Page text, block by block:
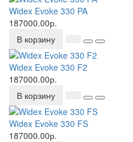
Widex Evoke 330 PA
187000.00р.
В корзину
Widex Evoke 330 F2
187000.00р.
В корзину
Widex Evoke 330 FS
187000.00р.